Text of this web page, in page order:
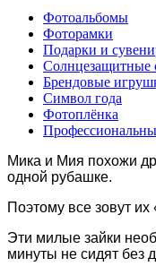
Фотоальбомы
Фоторамки
Подарки и
Солнцезащитные
Брендовые
Символ года
Фотоплёнка
Мика и Мия похожи
одной рубашке.
Поэтому все зовут
Эти милые зайки
минуты не сидят без